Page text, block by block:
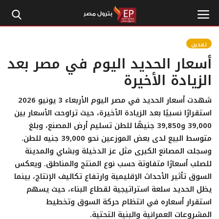
الرئيسية
إتصل بنا
بترول
أخبار مصر
اقتصاد وأموال
طاقة
تعدين
أسعار الحديد اليوم في مصر بعد
الزيادة الأخيرة
شهدت أسعار الحديد في مصر اليوم الأربعاء 3 يونيو 2026
استقرارًا نسبيًا بعد الزيادة الأخيرة، حيث تراوحت الأسعار بين
39,000 و39,850 جنيهًا للطن تسليم أرض المصنع، وبلغ
متوسط البيع لدى بعض الموزعين نحو 39,000 جنيه للطن.
وسجلت المصانع الكبرى مثل عز الدخيلة وبشاي والمدينة
للصلب أسعارًا متفاوتة حسب نوع المنتج والمناطق. ويعكس
السوق تأثير الأحداث الإقليمية وارتفاع تكاليف الإنتاج، بينما
يظل الحديد سلعة استراتيجية لقطاع البناء، حيث يسهم
استقرار أسعاره في انتظام حركة السوق وتخطيط
المشروعات العمرانية والبنية التحتية.